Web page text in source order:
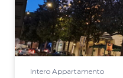
Intero Appartamento